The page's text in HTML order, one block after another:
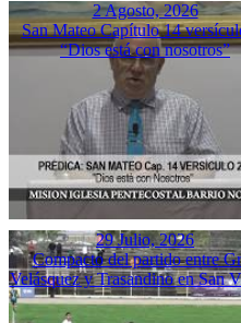
2 Agosto, 2026
San Mateo Capítulo 14
“Dios está con nosotros”
29 Julio, 2026
Compacto del partido entre
Velásquez y Trasandino en San